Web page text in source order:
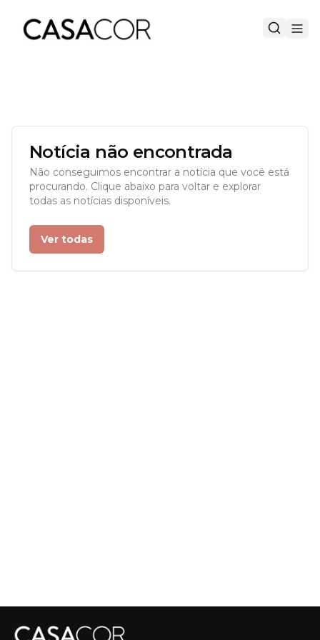
Notícia não encontrada
Não conseguimos encontrar a notícia que você está
procurando. Clique abaixo para voltar e explorar
todas as notícias disponíveis.
Ver todas